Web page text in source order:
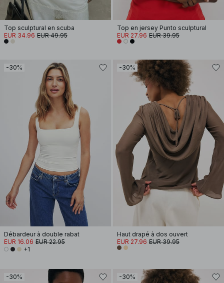
Top sculptural en scuba
EUR 34.96 EUR 49.95
Top en jersey Punto sculptural
EUR 27.96 EUR 39.95
-30%
Débardeur à double rabat
EUR 16.06 EUR 22.95
+1
-30%
Haut drapé à dos ouvert
EUR 27.96 EUR 39.95
-30% -30%